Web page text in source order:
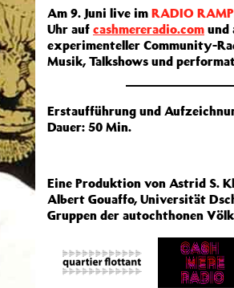
Am 9. Juni live im RADIO
Uhr auf cashmereradio.com und
experimenteller Community-
Musik, Talkshows und
Erstaufführung und
Dauer: 50 Min.
Eine Produktion von Astrid S.
Albert Gouaffo, Universität
Gruppen der autochthonen